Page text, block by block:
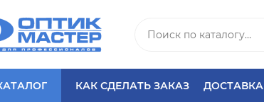
КАК СДЕЛАТЬ ЗАКАЗ ДОСТАВКА